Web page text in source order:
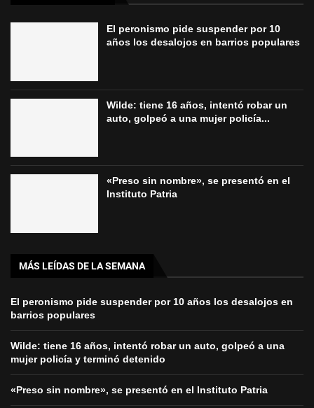
El peronismo pide suspender por 10
años los desalojos en barrios populares
Wilde: tiene 16 años, intentó robar un
auto, golpeó a una mujer policía...
«Preso sin nombre», se presentó en el
Instituto Patria
MÁS LEÍDAS DE LA SEMANA
El peronismo pide suspender por 10 años los desalojos en
barrios populares
Wilde: tiene 16 años, intentó robar un auto, golpeó a una
mujer policía y terminó detenido
«Preso sin nombre», se presentó en el Instituto Patria